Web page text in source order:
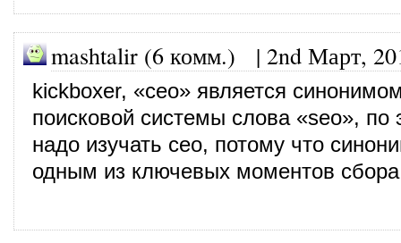
mashtalir (6 комм.) | 2nd Март,
kickboxer, «сео» является
поисковой системы слова «seo»,
надо изучать сео, потому что
одным из ключевых моментов